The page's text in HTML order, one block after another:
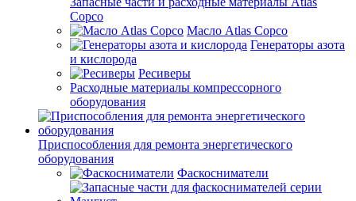
Copco
Масло Atlas Copco
Генераторы азота
и кислорода
Ресиверы
Расходные материалы компрессорного
оборудования
Приспособления для ремонта энергетического
оборудования
Фаскосниматели